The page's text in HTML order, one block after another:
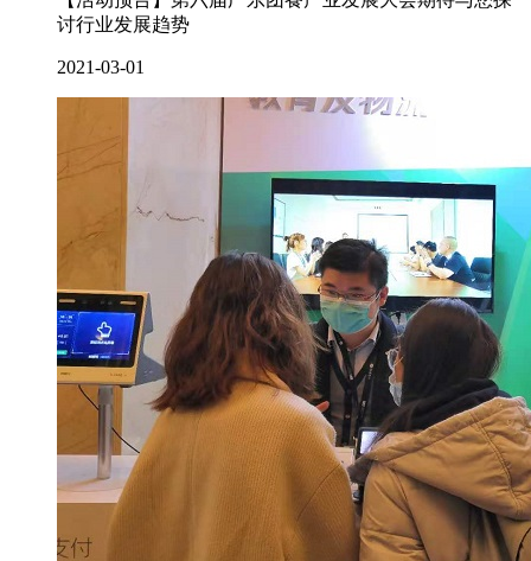
讨行业发展趋势
2021-03-01